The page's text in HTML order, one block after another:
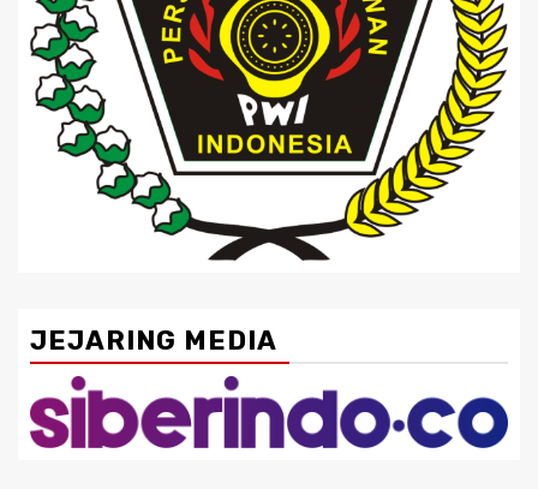
JEJARING MEDIA